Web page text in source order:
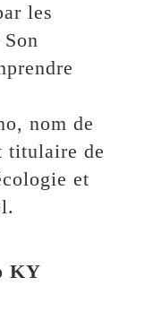
les
nom de
titulaire de
et
KY